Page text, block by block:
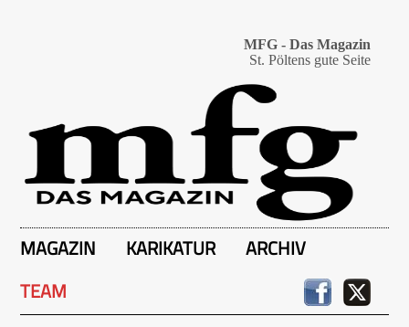
MFG - Das Magazin
St. Pöltens gute Seite
MAGAZIN KARIKATUR
ARCHIV
TEAM